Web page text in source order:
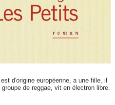
d'origine européenne, a une fille, il
de reggae, vit en électron libre.